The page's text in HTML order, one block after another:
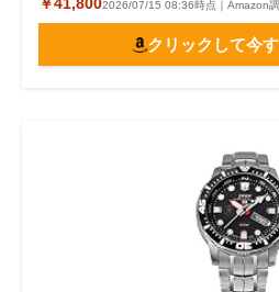
￥41,8002026/07/15 08:36時点｜Amazon
クリックして今